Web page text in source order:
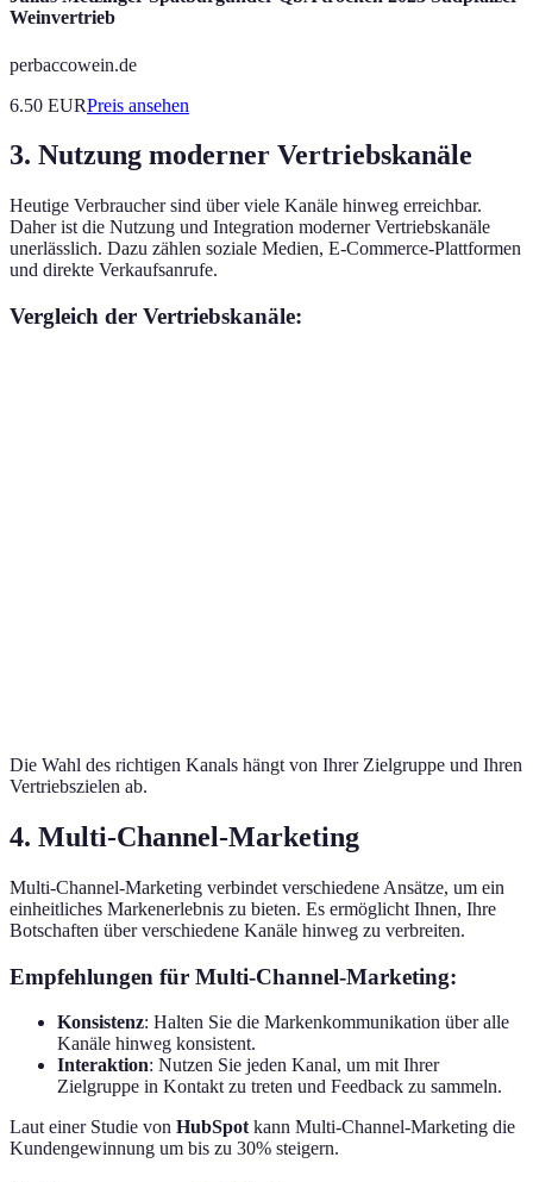
Weinvertrieb
perbaccowein.de
6.50 EURPreis ansehen
3. Nutzung moderner Vertriebskanäle
Heutige Verbraucher sind über viele Kanäle hinweg erreichbar.
Daher ist die Nutzung und Integration moderner Vertriebskanäle
unerlässlich. Dazu zählen soziale Medien, E-Commerce-Plattformen
und direkte Verkaufsanrufe.
Vergleich der Vertriebskanäle:
Die Wahl des richtigen Kanals hängt von Ihrer Zielgruppe und Ihren
Vertriebszielen ab.
4. Multi-Channel-Marketing
Multi-Channel-Marketing verbindet verschiedene Ansätze, um ein
einheitliches Markenerlebnis zu bieten. Es ermöglicht Ihnen, Ihre
Botschaften über verschiedene Kanäle hinweg zu verbreiten.
Empfehlungen für Multi-Channel-Marketing:
Konsistenz: Halten Sie die Markenkommunikation über alle
Kanäle hinweg konsistent.
Interaktion: Nutzen Sie jeden Kanal, um mit Ihrer
Zielgruppe in Kontakt zu treten und Feedback zu sammeln.
Laut einer Studie von HubSpot kann Multi-Channel-Marketing die
Kundengewinnung um bis zu 30% steigern.